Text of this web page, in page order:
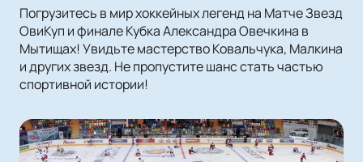
Погрузитесь в мир хоккейных легенд на Матче Звезд
ОвиКуп и финале Кубка Александра Овечкина в
Мытищах! Увидьте мастерство Ковальчука, Малкина
и других звезд. Не пропустите шанс стать частью
спортивной истории!